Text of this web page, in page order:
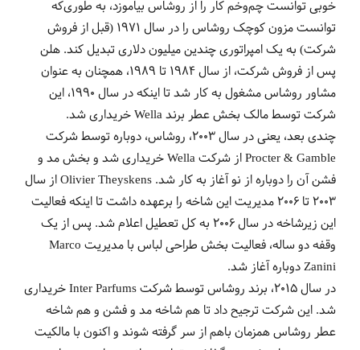
خوبی توانست چم‌وخم کار را از روشاس بیاموزد، به طوری‌که
توانست مزون کوچک روشاس را در سال 1971 (قبل از فروش
شرکت) به یک امپراتوری چندین میلیون دلاری تبدیل کند. هلن
پس از فروش شرکت، از سال 1984 تا 1989، همچنان به عنوان
مشاور روشاس مشغول به کار شد تا اینکه در سال 1990، این
شرکت توسط مالک بخش عطر برند Wella خریداری شد.
چندی بعد، یعنی در سال 2003، روشاس، دوباره توسط شرکت
Procter & Gamble از شرکت Wella
خریداری شد و بخش مد و
فشن آن را دوباره از نو آغاز به کار شد.
Olivier Theyskens از سال
2003 تا 2006 مدیریت این شاخه را برعهده داشت تا اینکه فعالیت
این زیرشاخه در سال 2006 به کل تعطیل اعلام شد. پس از یک
وقفه دو ساله، فعالیت بخش طراحی لباس با مدیریت Marco
Zanini دوباره آغاز شد.
در سال 2015، برند روشاس توسط شرکت Inter Parfums خریداری
شد. این شرکت ترجیح داد تا هم شاخه مد و فشن و هم شاخه
عطر روشاس همزمان باهم از سر گرفته شوند و اکنون با مالکیت